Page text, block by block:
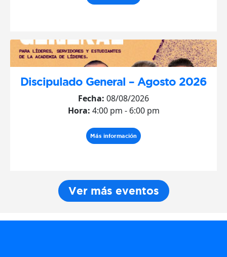
Discipulado General – Agosto 2026
Fecha: 08/08/2026
Hora: 4:00 pm - 6:00 pm
Más información
Ver más eventos